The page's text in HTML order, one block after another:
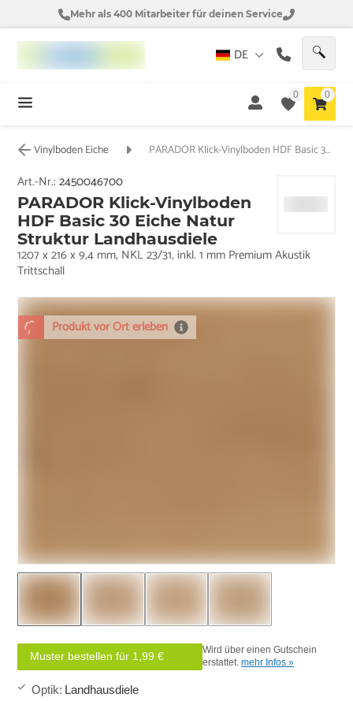
Mehr als 400 Mitarbeiter für deinen Service
DE
0 0
Vinylboden Eiche PARADOR Klick-Vinylboden HDF Basic 30 Eiche Natur Struktur Landhausdiele
Produkt vor Ort erleben
Art.-Nr.:2450046700
PARADOR Klick-Vinylboden
HDF Basic 30 Eiche Natur
Struktur Landhausdiele
1207 x 216 x 9,4 mm, NKL 23/31, inkl. 1 mm Premium Akustik
Trittschall
Muster bestellen für 1,99 €
Wird über einen Gutschein
erstattet.mehr Infos »
Optik: Landhausdiele